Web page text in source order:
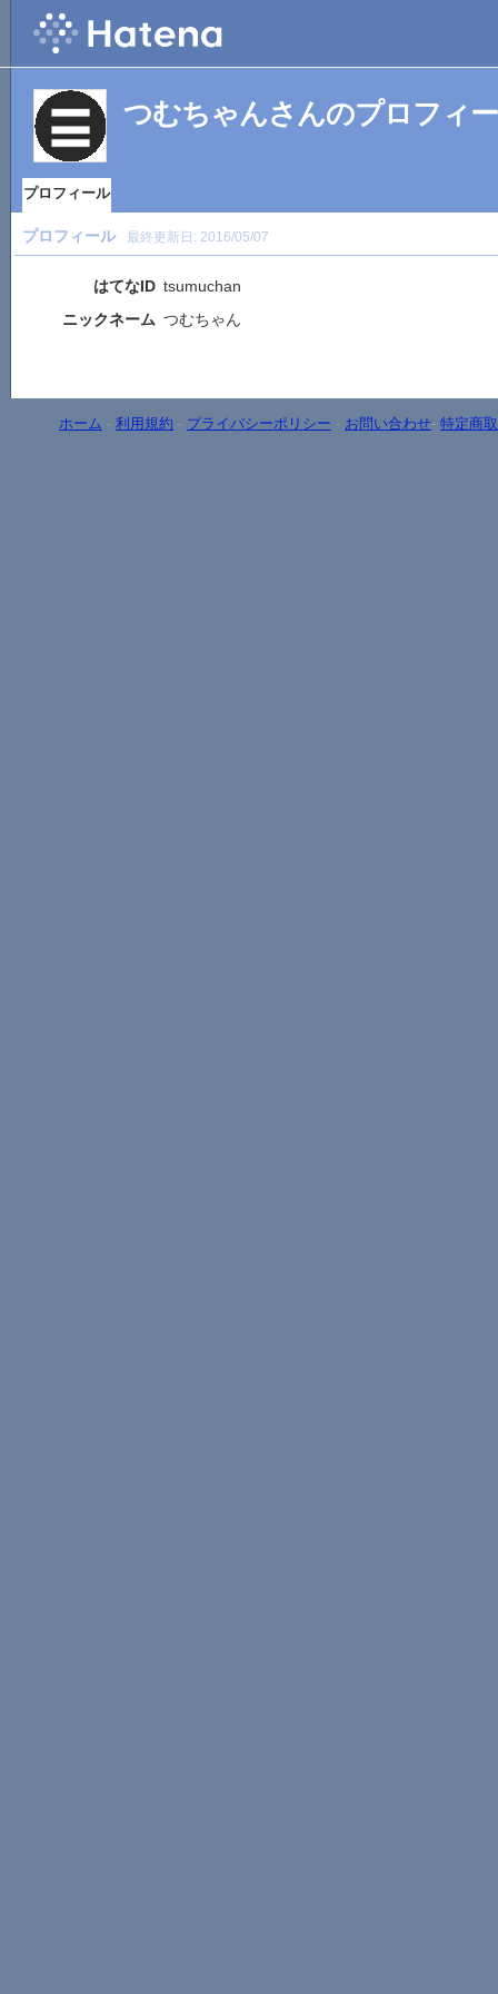
つむちゃんさんのプロフィ
プロフィール
プロフィール 最終更新日: 2016/05/07
はてなID tsumuchan
ニックネーム つむちゃん
ホーム - 利用規約 - プライバシーポリシー - お問い合わせ- 特定商